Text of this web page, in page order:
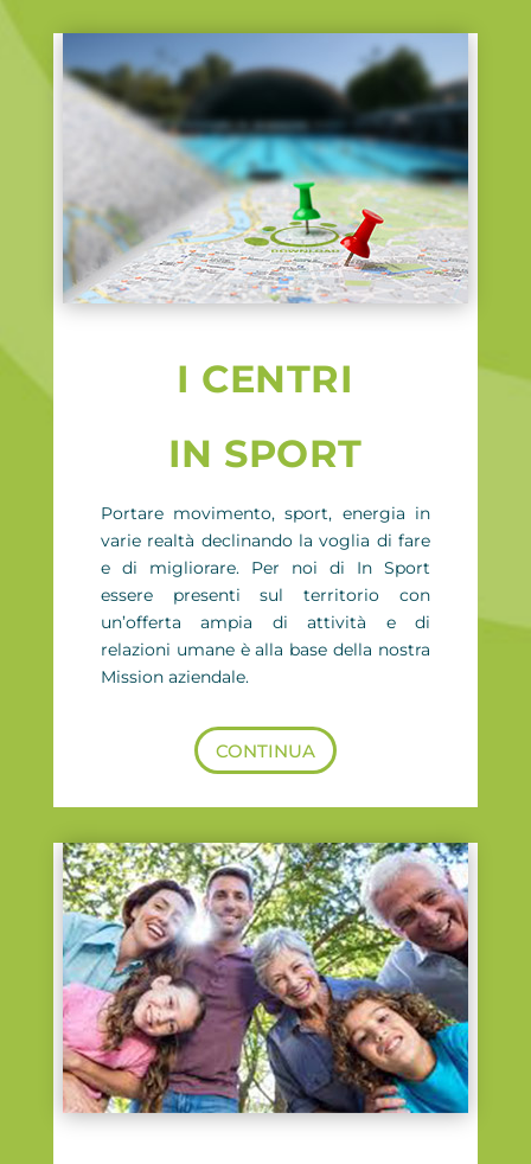
I CENTRI
IN SPORT
Portare movimento, sport, energia in
varie realtà declinando la voglia di fare
e di migliorare. Per noi di In Sport
essere presenti sul territorio con
un’offerta ampia di attività e di
relazioni umane è alla base della nostra
Mission aziendale.
CONTINUA